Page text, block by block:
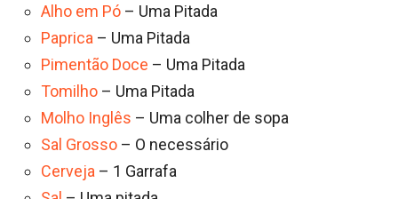
Alho em Pó – Uma Pitada
Paprica – Uma Pitada
Pimentão Doce – Uma Pitada
Tomilho – Uma Pitada
Molho Inglês – Uma colher de sopa
Sal Grosso – O necessário
Cerveja – 1 Garrafa